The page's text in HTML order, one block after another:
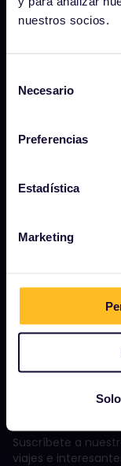
nuestros socios.
Necesario
Preferencias
Estadística
Marketing
¿Qué es Eurail?
Comunidad
Condiciones de
Política de
Condiciones de
Suscríbete a
viajes e